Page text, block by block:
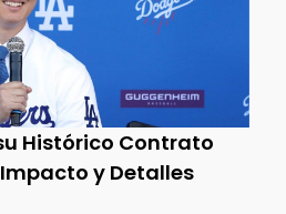
Histórico Contrato
y Detalles